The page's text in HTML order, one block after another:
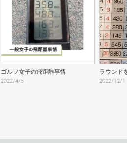
ゴルフ女子の飛距離事情
2022/4/5
ラウンド
アカード
2022/12/1